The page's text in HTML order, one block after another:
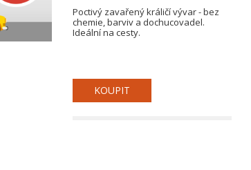
Poctivý zavařený králičí vývar - bez
chemie, barviv a dochucovadel.
Ideální na cesty.
KOUPIT